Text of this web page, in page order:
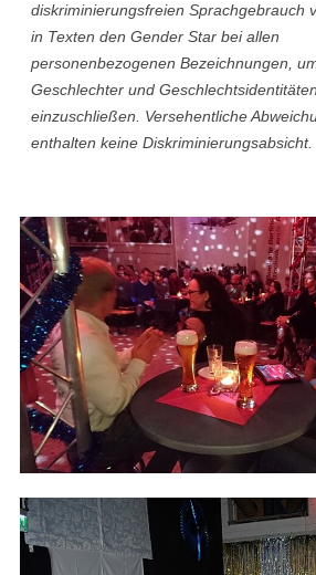
diskriminierungsfreien Sprachgebrauch
in Texten den Gender Star bei allen
personenbezogenen Bezeichnungen,
Geschlechter und Geschlechtsidentitäten
einzuschließen. Versehentliche
enthalten keine Diskriminierungsabsicht.